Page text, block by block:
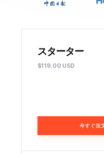
スターター
$119.00 USD
今すぐ注